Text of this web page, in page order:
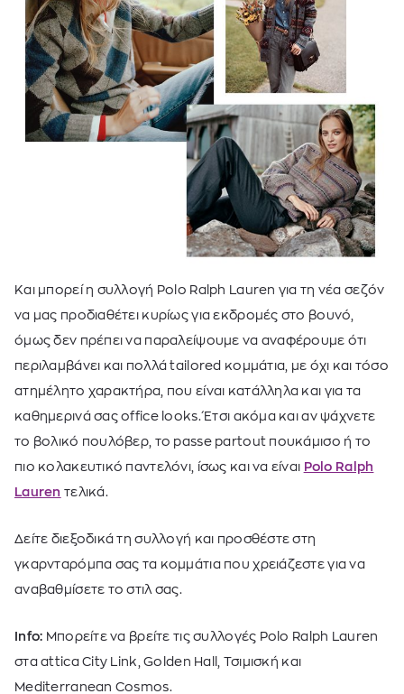
Και μπορεί η συλλογή Polo Ralph Lauren για τη νέα σεζόν
να μας προδιαθέτει κυρίως για εκδρομές στο βουνό,
όμως δεν πρέπει να παραλείψουμε να αναφέρουμε ότι
περιλαμβάνει και πολλά tailored κομμάτια, με όχι και τόσο
ατημέλητο χαρακτήρα, που είναι κατάλληλα και για τα
καθημερινά σας office looks. Έτσι ακόμα και αν ψάχνετε
το βολικό πουλόβερ, το passe partout πουκάμισο ή το
πιο κολακευτικό παντελόνι, ίσως και να είναι Polo Ralph
Lauren τελικά.
Δείτε διεξοδικά τη συλλογή και προσθέστε στη
γκαρνταρόμπα σας τα κομμάτια που χρειάζεστε για να
αναβαθμίσετε το στιλ σας.
Info: Μπορείτε να βρείτε τις συλλογές Polo Ralph Lauren
στα attica City Link, Golden Hall, Τσιμισκή και
Mediterranean Cosmos.